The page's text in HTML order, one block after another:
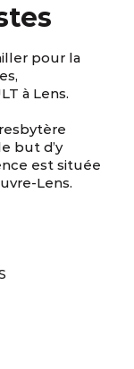
pour la
à Lens.
but d’y
est située
Lens.